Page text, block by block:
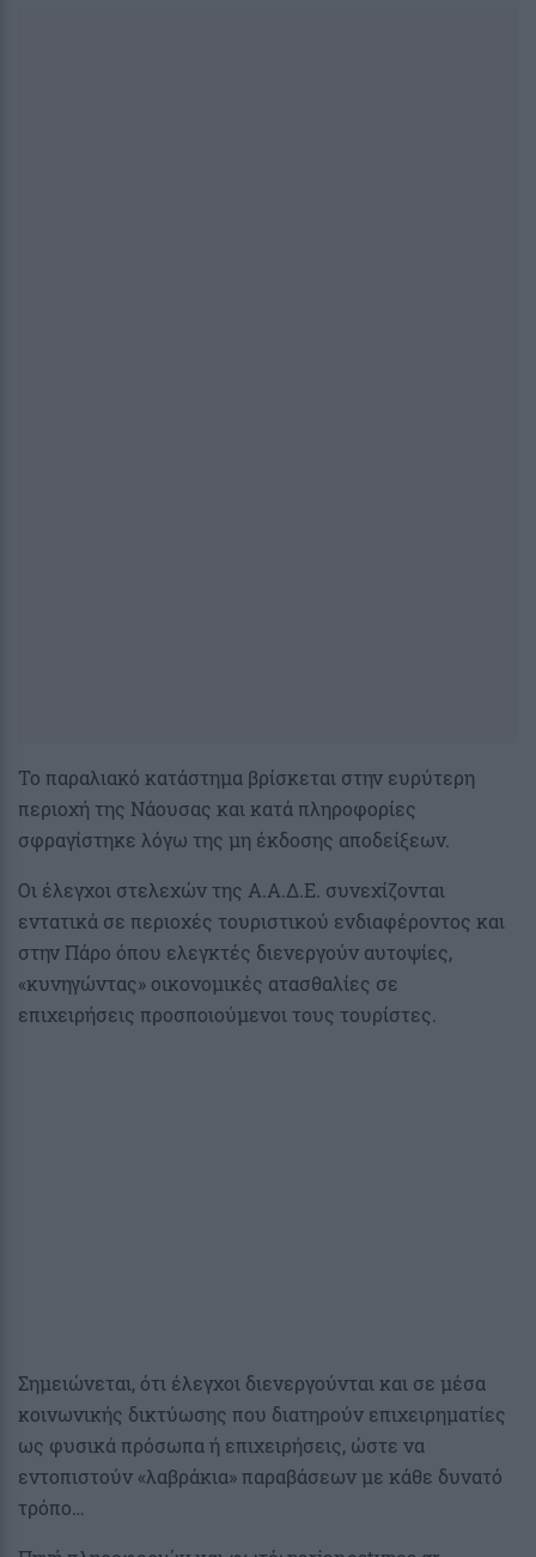
Το παραλιακό κατάστημα βρίσκεται στην ευρύτερη
περιοχή της Νάουσας και κατά πληροφορίες
σφραγίστηκε λόγω της μη έκδοσης αποδείξεων.
Οι έλεγχοι στελεχών της Α.Α.Δ.Ε. συνεχίζονται
εντατικά σε περιοχές τουριστικού ενδιαφέροντος και
στην Πάρο όπου ελεγκτές διενεργούν αυτοψίες,
«κυνηγώντας» οικονομικές ατασθαλίες σε
επιχειρήσεις προσποιούμενοι τους τουρίστες.
Σημειώνεται, ότι έλεγχοι διενεργούνται και σε μέσα
κοινωνικής δικτύωσης που διατηρούν επιχειρηματίες
ως φυσικά πρόσωπα ή επιχειρήσεις, ώστε να
εντοπιστούν «λαβράκια» παραβάσεων με κάθε δυνατό
τρόπο…